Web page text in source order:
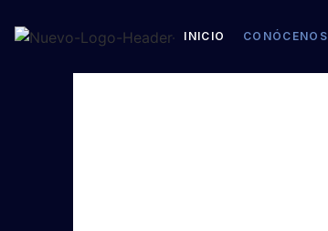
INICIO CONÓCENOS